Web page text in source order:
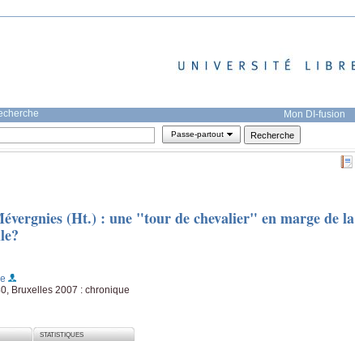
Mon DI-fusion
Passe-partout
(Ht.) : une "tour de chevalier" en marge de la
Bruxelles 2007 : chronique
STATISTIQUES